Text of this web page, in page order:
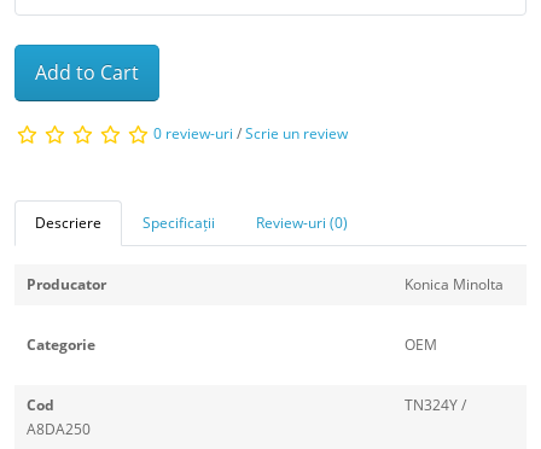
Add to Cart
0 review-uri /Scrie un review
Descriere Specificații Review-uri (0)
Producator Konica Minolta
Categorie OEM
Cod
TN324Y /
A8DA250